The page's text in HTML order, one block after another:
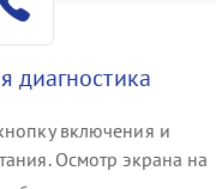
диагностика
включения и
Осмотр экрана на